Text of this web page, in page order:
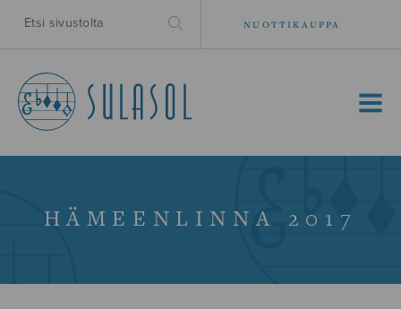
NUOTTIKAUPPA
MENU
HÄMEENLINNA 2017